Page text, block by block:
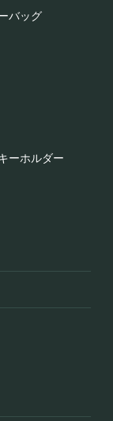
バッグ
ーホルダー